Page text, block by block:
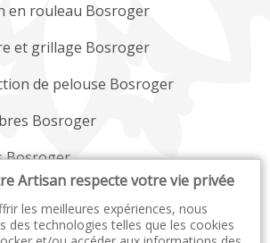
en rouleau Bosroger
et grillage Bosroger
de pelouse Bosroger
Bosroger
Bosroger
Artisan respecte votre vie privée
les meilleures expériences, nous
des technologies telles que les cookies